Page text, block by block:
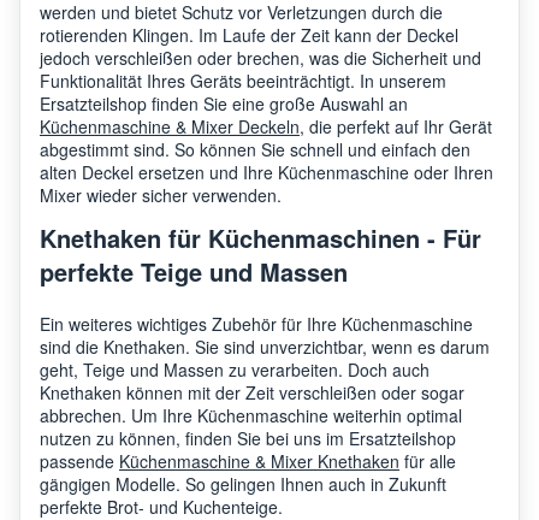
werden und bietet Schutz vor Verletzungen durch die
rotierenden Klingen. Im Laufe der Zeit kann der Deckel
jedoch verschleißen oder brechen, was die Sicherheit und
Funktionalität Ihres Geräts beeinträchtigt. In unserem
Ersatzteilshop finden Sie eine große Auswahl an
Küchenmaschine & Mixer Deckeln, die perfekt auf Ihr Gerät
abgestimmt sind. So können Sie schnell und einfach den
alten Deckel ersetzen und Ihre Küchenmaschine oder Ihren
Mixer wieder sicher verwenden.
Knethaken für Küchenmaschinen - Für
perfekte Teige und Massen
Ein weiteres wichtiges Zubehör für Ihre Küchenmaschine
sind die Knethaken. Sie sind unverzichtbar, wenn es darum
geht, Teige und Massen zu verarbeiten. Doch auch
Knethaken können mit der Zeit verschleißen oder sogar
abbrechen. Um Ihre Küchenmaschine weiterhin optimal
nutzen zu können, finden Sie bei uns im Ersatzteilshop
passende Küchenmaschine & Mixer Knethaken für alle
gängigen Modelle. So gelingen Ihnen auch in Zukunft
perfekte Brot- und Kuchenteige.